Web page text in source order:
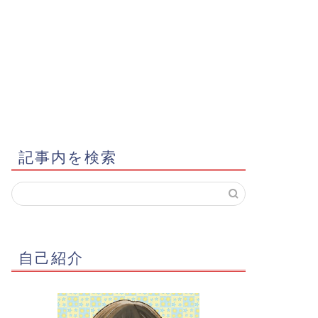
記事内を検索
自己紹介